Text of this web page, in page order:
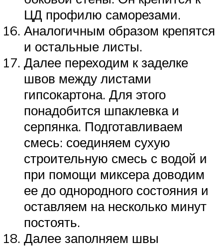
ЦД профилю саморезами.
Аналогичным образом крепятся
и остальные листы.
Далее переходим к заделке
швов между листами
гипсокартона. Для этого
понадобится шпаклевка и
серпянка. Подготавливаем
смесь: соединяем сухую
строительную смесь с водой и
при помощи миксера доводим
ее до однородного состояния и
оставляем на несколько минут
постоять.
Далее заполняем швы